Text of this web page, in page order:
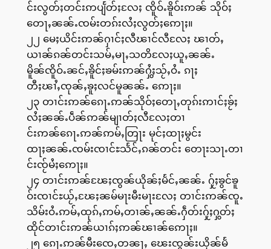
င်းလွတ်ႈတင်းဢပျႅတ်ႈလႄႈ ၸိူဝ်ႉၶိူဝ်းဢၼ် သိုဝ်ႈ
တေႃႇၼၼ်ႉၸမ်းတၵ်းလႆႈလွတ်ႈဢေႃႈ။
၂၂ မေႈယိင်းဢၼ်ႁၢင်ႈလီၽၢင်လီလႄႈ ၽၢတ်ႇ
ယၢၼ်ၵၼ်တင်းသမ်ႇမႃႇသတိလႄႈယူႇၼၼ်ႉ
မိူၼ်ၸိူဝ်ႉၼင်ႇၶိူင်ႈၶမ်းဢၼ်ႁွႆႈသႂ်ႇဝႆႉ ၵႃႈ
တီႈၽၢႆႇၸုၼ်ႇၶူႈလင်မူၼၼ်ႉ ဢေႃႈ။
၂၃ တၢင်းဢၼ်ၵေႃႉဢၼ်သိုဝ်ႈတေႃႇတုၵ်းဢၢင်ႈၶႂ်ႈ
လႆႈၼၼ်ႉပဵၼ်ဢၼ်မျၢတ်ႈလီလႄႈတၢ
င်းဢၼ်ၵေႃႉဢၼ်ဢမ်ႇတြႃး မုင်ႈထႃႈမွင်း
ထႃႈၼၼ်ႉၸမ်းၸၢင်ႊသႅင်ႇၵၼ်တင်း တေႃးသႃႉတၢ
င်းၸႂ်မႆႈဢေႃႈ။
၂၄ တၢင်းဢၼ်ၽႄႈၸွၼ်ယိုၼ်ႈမႅင်ႇၼၼ်ႉ ႁႂ်ႈၶွင်ၶူ
ဝ်းၸၢင်ႊယႂ်ႇၽႄႈၼမ်မႃးမီးမႃးလႄႈ တၢင်းဢၼ်ၸူႉ
သိမ်းဝႆႉဢမ်ႇထုၵ်ႇဢမ်ႇတၢၼ်ႇၼၼ်ႉႁဵတ်းႁႂ်ႈႁွတ်ႈ
ထိုင်တၢင်းဢၼ်ယၢၵ်ႈဢၼ်ၽၢၼ်ဢေႃႈ။
၂၅ ၵေႃႉဢၼ်မီးၸေႇတၼႃႇ ၽေးၸွၼ်းယိုၼ်မႅ